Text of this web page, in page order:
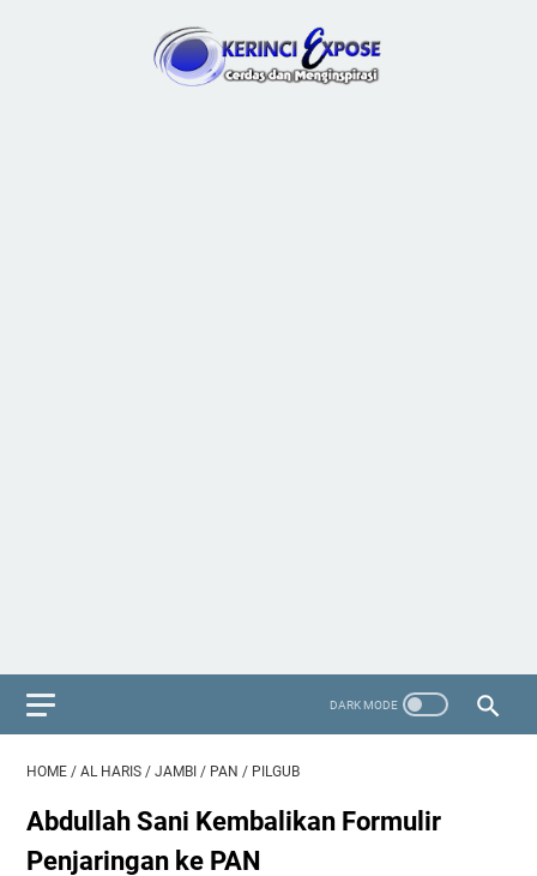
HOME / AL HARIS / JAMBI / PAN / PILGUB
Abdullah Sani Kembalikan Formulir
Penjaringan ke PAN